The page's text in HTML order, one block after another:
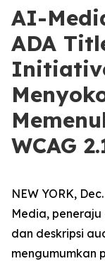
AI-
ADA
WCAG
NEW YORK,
Media,
dan deskripsi
mengumumkan